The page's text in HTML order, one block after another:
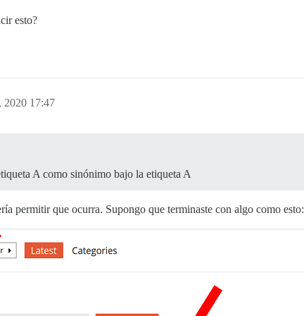
esto?
2020 17:47
A como sinónimo bajo la etiqueta A
permitir que ocurra. Supongo que terminaste con algo como esto: